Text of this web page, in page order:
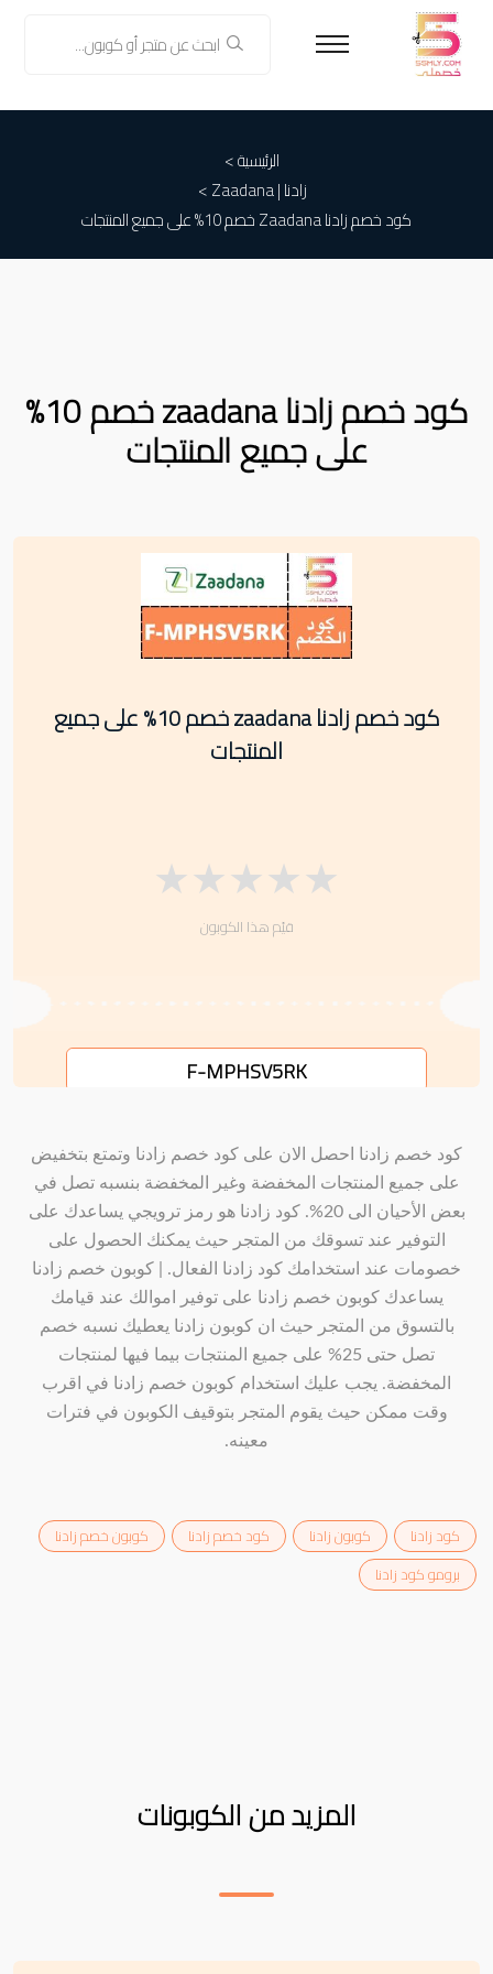
الرئيسية >
زادنا | Zaadana
>
كود خصم زادنا Zaadana خصم 10% على جميع المنتجات
كود خصم زادنا zaadana خصم 10%
على جميع المنتجات
كود خصم زادنا zaadana خصم 10% على جميع
المنتجات
★
★
★
★
★
قيّم هذا الكوبون
F-MPHSV5RK
كود خصم زادنا احصل الان على كود خصم زادنا وتمتع بتخفيض
على جميع المنتجات المخفضة وغير المخفضة بنسبه تصل في
بعض الأحيان الى 20%. كود زادنا هو رمز ترويجي يساعدك على
التوفير عند تسوقك من المتجر حيث يمكنك الحصول على
خصومات عند استخدامك كود زادنا الفعال. | كوبون خصم زادنا
يساعدك كوبون خصم زادنا على توفير اموالك عند قيامك
بالتسوق من المتجر حيث ان كوبون زادنا يعطيك نسبه خصم
تصل حتى 25% على جميع المنتجات بيما فيها لمنتجات
المخفضة. يجب عليك استخدام كوبون خصم زادنا في اقرب
وقت ممكن حيث يقوم المتجر بتوقيف الكوبون في فترات
معينه.
كود زادنا كوبون زادنا كود خصم زادنا
كوبون خصم زادنا
برومو كود زادنا
المزيد من الكوبونات